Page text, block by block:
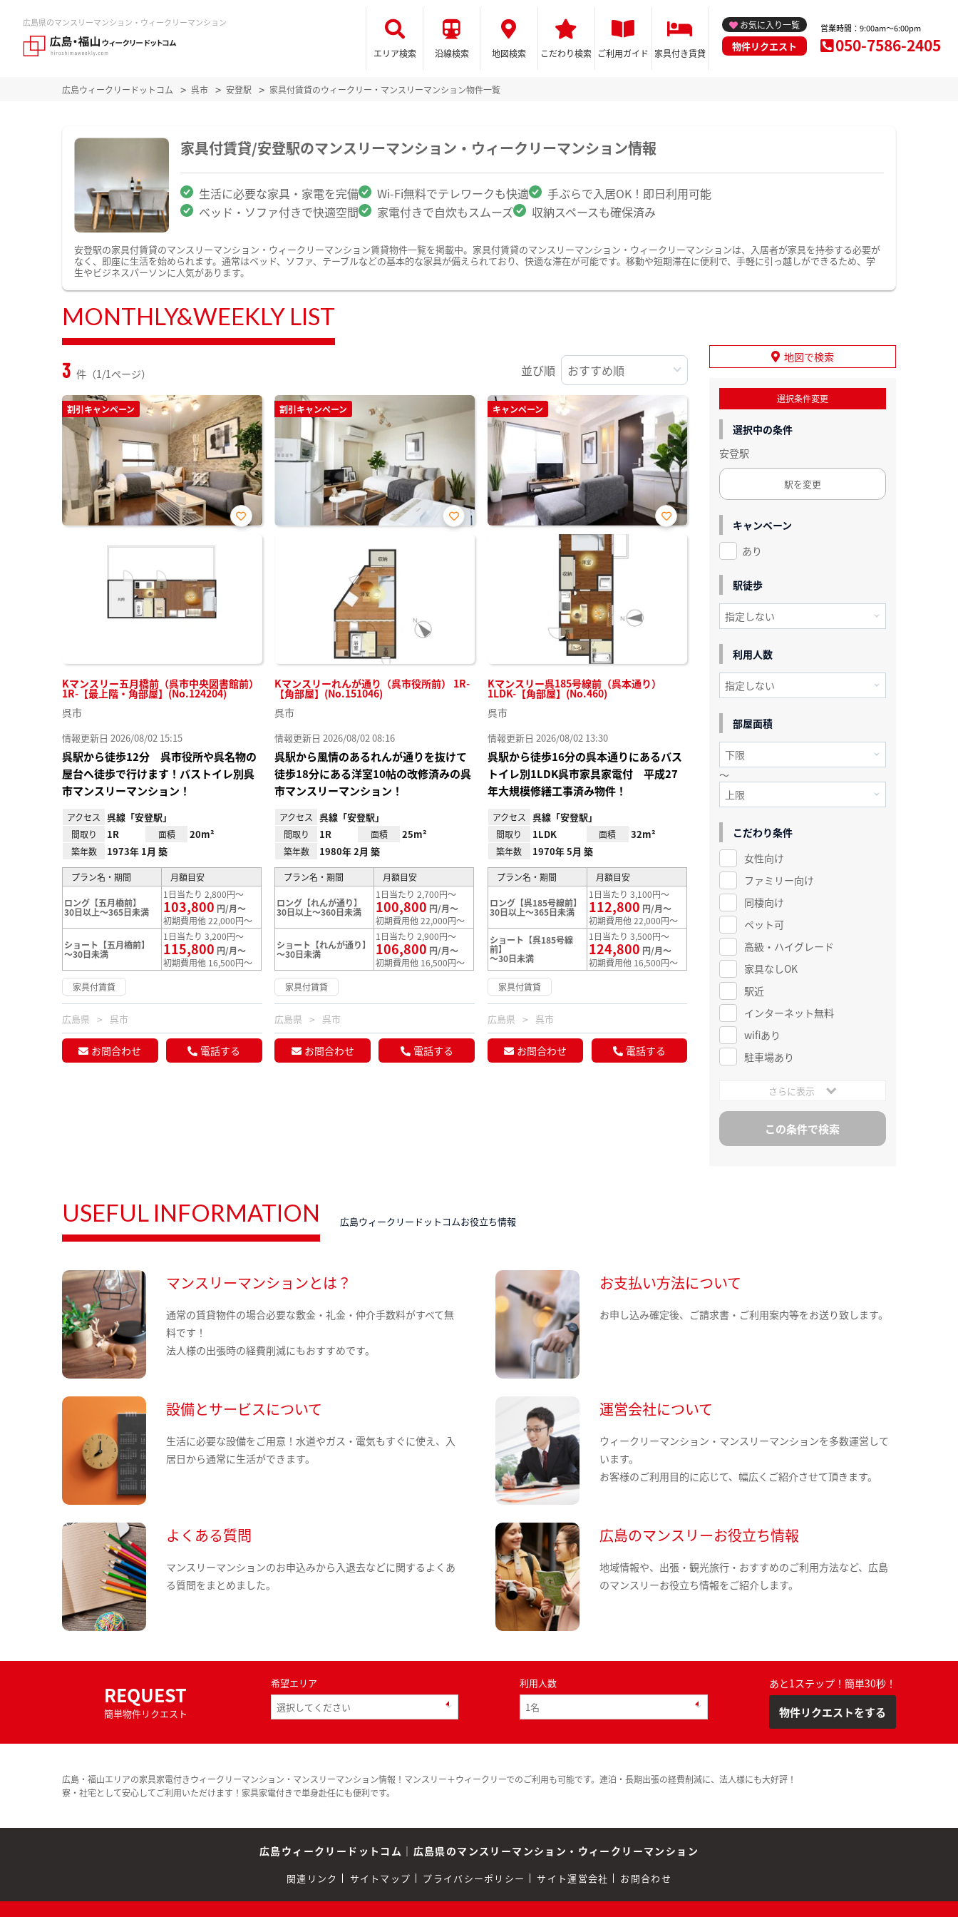
広島県のマンスリーマンション・ウィークリーマンション
エリア検索 沿線検索 地図検索 こだわり検索 ご利用ガイド 家具付き賃貸
お気に入り一覧
物件リクエスト
営業時間：9:00am～6:00pm
050-7586-2405
広島ウィークリードットコム 呉市 安登駅 家具付賃貸のウィークリー・マンスリーマンション物件一覧
家具付賃貸/安登駅のマンスリーマンション・ウィークリーマンション情報
生活に必要な家具・家電を完備 Wi-Fi無料でテレワークも快適
手ぶらで入居OK！即日利用可能
ベッド・ソファ付きで快適空間
家電付きで自炊もスムーズ 収納スペースも確保済み
安登駅の家具付賃貸のマンスリーマンション・ウィークリーマンション賃貸物件一覧を掲載中。家具付賃貸のマンスリーマンション・ウィークリーマンションは、入居者が家具を持参する必要が
なく、即座に生活を始められます。通常はベッド、ソファ、テーブルなどの基本的な家具が備えられており、快適な滞在が可能です。移動や短期滞在に便利で、手軽に引っ越しができるため、学
生やビジネスパーソンに人気があります。
MONTHLY&WEEKLY LIST
3 件（1/1ページ） 並び順
割引キャンペーン
Kマンスリー五月橋前（呉市中央図書館前）
1R-【最上階・角部屋】(No.124204)
お気
呉市
情報更新日 2026/08/02 15:15
呉駅から徒歩12分 呉市役所や呉名物の
屋台へ徒歩で行けます！バストイレ別呉
市マンスリーマンション！
アクセス 呉線「安登駅」
間取り 1R 面積 20m²
築年数 1973年 1月 築
プラン名・期間 月額目安
ロング【五月橋前】
30日以上～365日未満
1日当たり 2,800円～
103,800 円/月～
初期費用他 22,000円～
ショート【五月橋前】
～30日未満
1日当たり 3,200円～
115,800 円/月～
初期費用他 16,500円～
家具付賃貸
広島県 呉市
お問合わせ 電話する
割引キャンペーン
Kマンスリーれんが通り（呉市役所前） 1R-
【角部屋】(No.151046)
お気
呉市
情報更新日 2026/08/02 08:16
呉駅から風情のあるれんが通りを抜けて
徒歩18分にある洋室10帖の改修済みの呉
市マンスリーマンション！
アクセス 呉線「安登駅」
間取り 1R 面積 25m²
築年数 1980年 2月 築
プラン名・期間 月額目安
ロング【れんが通り】
30日以上～360日未満
1日当たり 2,700円～
100,800 円/月～
初期費用他 22,000円～
ショート【れんが通り】
～30日未満
1日当たり 2,900円～
106,800 円/月～
初期費用他 16,500円～
家具付賃貸
広島県 呉市
お問合わせ 電話する
キャンペーン
Kマンスリー呉185号線前（呉本通り）
1LDK-【角部屋】(No.460)
お気
呉市
情報更新日 2026/08/02 13:30
呉駅から徒歩16分の呉本通りにあるバス
トイレ別1LDK呉市家具家電付 平成27
年大規模修繕工事済み物件！
アクセス 呉線「安登駅」
間取り 1LDK 面積 32m²
築年数 1970年 5月 築
プラン名・期間 月額目安
ロング【呉185号線前】
30日以上～365日未満
1日当たり 3,100円～
112,800 円/月～
初期費用他 22,000円～
ショート【呉185号線
前】
～30日未満
1日当たり 3,500円～
124,800 円/月～
初期費用他 16,500円～
家具付賃貸
広島県 呉市
お問合わせ 電話する
地図で検索
選択条件変更
選択中の条件
安登駅
駅を変更
キャンペーン
あり
駅徒歩
利用人数
部屋面積
～
こだわり条件
女性向け
ファミリー向け
同棲向け
ペット可
高級・ハイグレード
家具なしOK
駅近
インターネット無料
wifiあり
駐車場あり
さらに表示
USEFUL INFORMATION 広島ウィークリードットコムお役立ち情報
マンスリーマンションとは？
通常の賃貸物件の場合必要な敷金・礼金・仲介手数料がすべて無
料です！
法人様の出張時の経費削減にもおすすめです。
お支払い方法について
お申し込み確定後、ご請求書・ご利用案内等をお送り致します。
設備とサービスについて
生活に必要な設備をご用意！水道やガス・電気もすぐに使え、入
居日から通常に生活ができます。
運営会社について
ウィークリーマンション・マンスリーマンションを多数運営して
います。
お客様のご利用目的に応じて、幅広くご紹介させて頂きます。
よくある質問
マンスリーマンションのお申込みから入退去などに関するよくあ
る質問をまとめました。
広島のマンスリーお役立ち情報
地域情報や、出張・観光旅行・おすすめのご利用方法など、広島
のマンスリーお役立ち情報をご紹介します。
REQUEST
簡単物件リクエスト
希望エリア 利用人数 あと1ステップ！簡単30秒！
物件リクエストをする
広島・福山エリアの家具家電付きウィークリーマンション・マンスリーマンション情報！マンスリー＋ウィークリーでのご利用も可能です。連泊・長期出張の経費削減に、法人様にも大好評！
寮・社宅として安心してご利用いただけます！家具家電付きで単身赴任にも便利です。
広島ウィークリードットコム ｜ 広島県のマンスリーマンション・ウィークリーマンション
関連リンク サイトマップ プライバシーポリシー サイト運営会社 お問合わせ